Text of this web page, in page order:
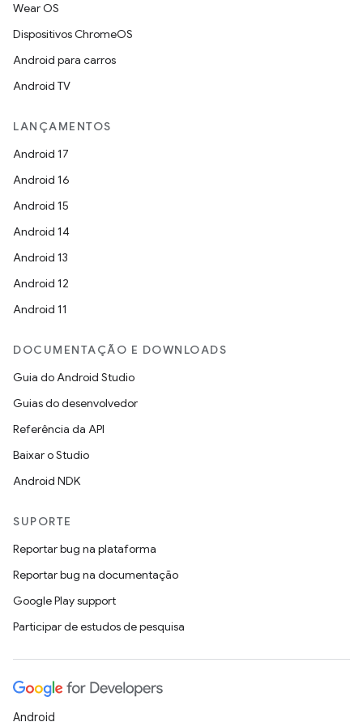
Wear OS
Dispositivos ChromeOS
Android para carros
Android TV
LANÇAMENTOS
Android 17
Android 16
Android 15
Android 14
Android 13
Android 12
Android 11
DOCUMENTAÇÃO E DOWNLOADS
Guia do Android Studio
Guias do desenvolvedor
Referência da API
Baixar o Studio
Android NDK
SUPORTE
Reportar bug na plataforma
Reportar bug na documentação
Google Play support
Participar de estudos de pesquisa
Android